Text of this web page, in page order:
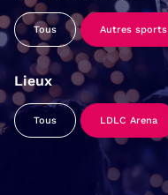
Tous Autres sports
Lieux
Tous LDLC Arena